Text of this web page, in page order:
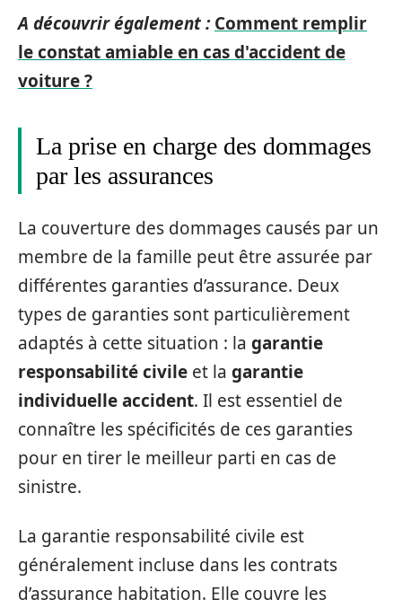
A découvrir également : Comment remplir
le constat amiable en cas d'accident de
voiture ?
La prise en charge des dommages
par les assurances
La couverture des dommages causés par un
membre de la famille peut être assurée par
différentes garanties d’assurance. Deux
types de garanties sont particulièrement
adaptés à cette situation : la garantie
responsabilité civile et la garantie
individuelle accident. Il est essentiel de
connaître les spécificités de ces garanties
pour en tirer le meilleur parti en cas de
sinistre.
La garantie responsabilité civile est
généralement incluse dans les contrats
d’assurance habitation. Elle couvre les